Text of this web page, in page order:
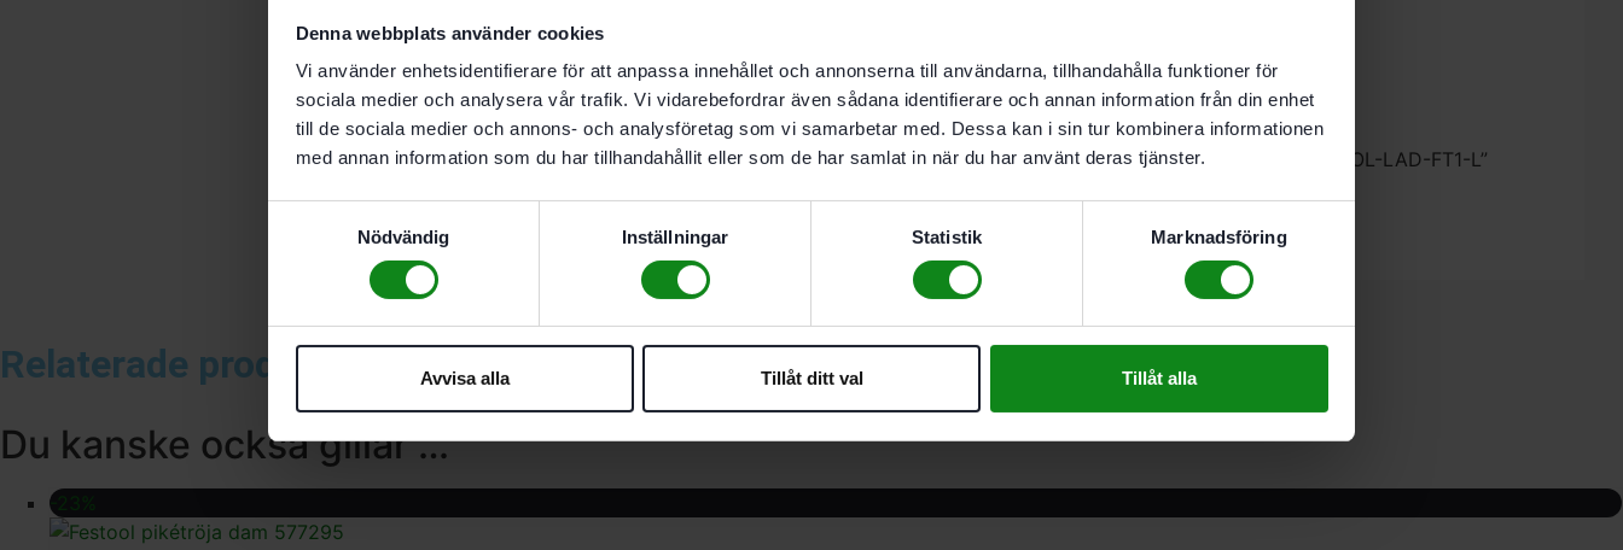
Denna webbplats använder cookies
Vi använder enhetsidentifierare för att anpassa innehållet och annonserna till användarna, tillhandahålla funktioner för
sociala medier och analysera vår trafik. Vi vidarebefordrar även sådana identifierare och annan information från din enhet
till de sociala medier och annons- och analysföretag som vi samarbetar med. Dessa kan i sin tur kombinera informationen
med annan information som du har tillhandahållit eller som de har samlat in när du har använt deras tjänster.
Nödvändig
Inställningar Statistik Marknadsföring
Avvisa alla Tillåt ditt val Tillåt alla
Recensioner (0)
Det finns inga recensioner än.
Bli först med att recensera ”Festool Pikétröja mörkblå dam POL-LAD-FT1-L”
Relaterade produkter
Du kanske också gillar …
-23%